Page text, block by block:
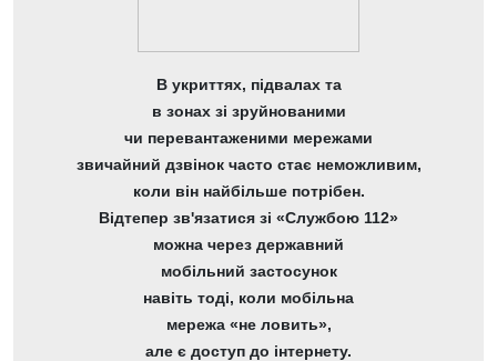
В укриттях, підвалах та
в зонах зі зруйнованими
чи перевантаженими мережами
звичайний дзвінок часто стає неможливим,
коли він найбільше потрібен.
Відтепер зв'язатися зі «Службою 112»
можна через державний
мобільний застосунок
навіть тоді, коли мобільна
мережа «не ловить»,
але є доступ до інтернету.